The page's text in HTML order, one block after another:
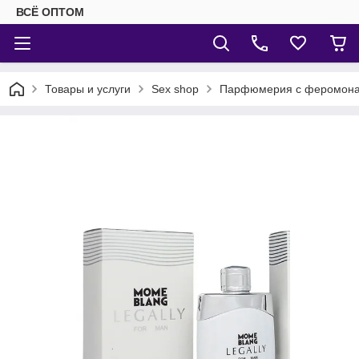
ВСЁ ОПТОМ
Товары и услуги Sex shop Парфюмерия с